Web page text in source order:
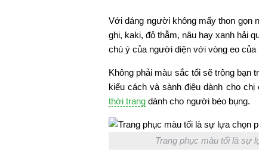
Với dáng người không mấy thon gọn
ghi, kaki, đỏ thẫm, nâu hay xanh hải
chú ý của người diện với vòng eo của
Không phải màu sắc tối sẽ trông bạn
kiểu cách và sành điệu dành cho
thời trang dành cho người béo bụng.
Trang phục màu tối là sự